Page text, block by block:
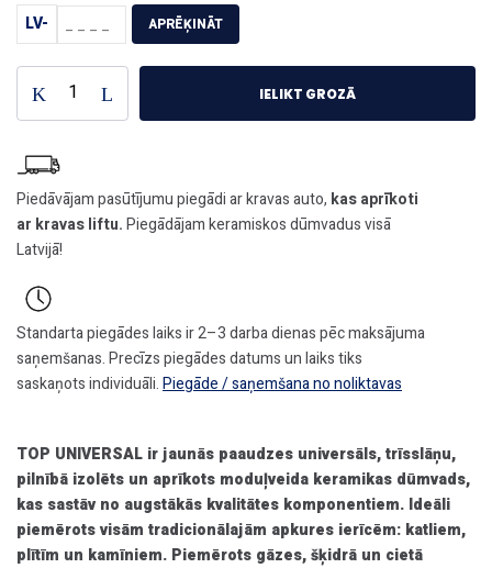
LV-
APRĒĶINĀT
dūmvads
skurstenis
ar
dubulto
ventilāciju,
Ø200
h=4m,
kompl.
daudzums
IELIKT GROZĀ
Piedāvājam pasūtījumu piegādi ar kravas auto, kas aprīkoti
ar kravas liftu.Piegādājam keramiskos dūmvadus visā
Latvijā!
Standarta piegādes laiks ir 2–3 darba dienas pēc maksājuma
saņemšanas. Precīzs piegādes datums un laiks tiks
saskaņots individuāli.Piegāde / saņemšana no noliktavas
TOP UNIVERSAL ir jaunās paaudzes universāls, trīsslāņu,
pilnībā izolēts un aprīkots moduļveida keramikas dūmvads,
kas sastāv no augstākās kvalitātes komponentiem. Ideāli
piemērots visām tradicionālajām apkures ierīcēm: katliem,
plītīm un kamīniem. Piemērots gāzes, šķidrā un cietā